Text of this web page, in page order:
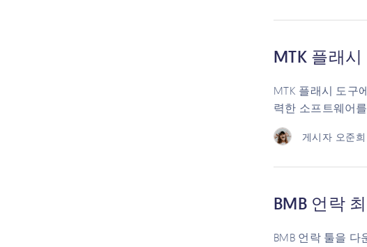
MTK 플래
MTK 플래시 도구
력한 소프트웨어
게시자 오준희
BMB 언락
BMB 언락 툴을 다